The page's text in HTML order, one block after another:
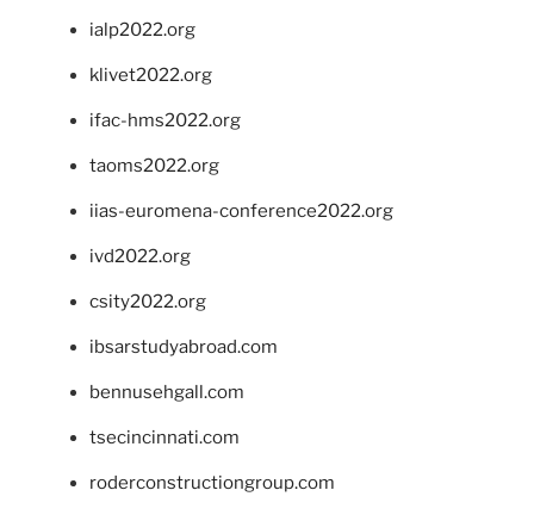
ialp2022.org
klivet2022.org
ifac-hms2022.org
taoms2022.org
iias-euromena-conference2022.org
ivd2022.org
csity2022.org
ibsarstudyabroad.com
bennusehgall.com
tsecincinnati.com
roderconstructiongroup.com